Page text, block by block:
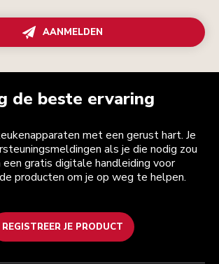
AANMELDEN
de beste ervaring
met een gerust hart. Je
als je die nodig zou
een gratis digitale handleiding voor
producten om je op weg te helpen.
REGISTREER JE PRODUCT